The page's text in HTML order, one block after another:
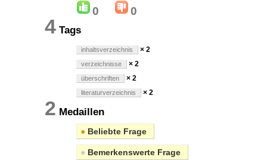
0 0
4 Tags
inhaltsverzeichnis × 2
verzeichnisse × 2
überschriften × 2
literaturverzeichnis × 2
2 Medaillen
● Beliebte Frage
● Bemerkenswerte Frage